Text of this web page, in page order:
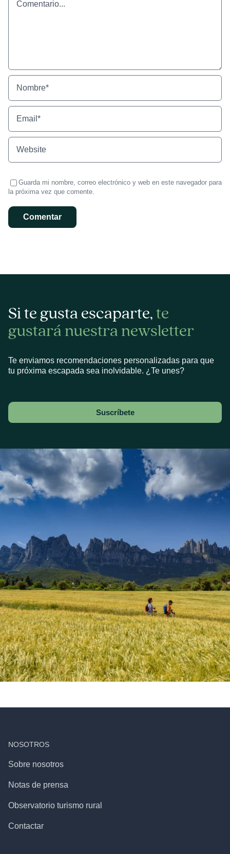
Guarda mi nombre, correo electrónico y web en este navegador para
la próxima vez que comente.
Si te gusta escaparte,te
gustará nuestra newsletter
Te enviamos recomendaciones personalizadas para que
tu próxima escapada sea inolvidable. ¿Te unes?
Suscríbete
NOSOTROS
Sobre nosotros
Notas de prensa
Observatorio turismo rural
Contactar